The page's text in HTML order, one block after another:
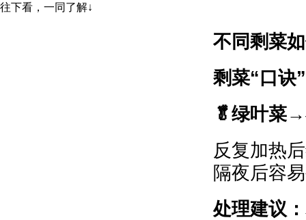
往下看，一同了解↓
不同剩菜
剩菜“口诀
🥬绿叶菜
反复加热
隔夜后容
处理建议：